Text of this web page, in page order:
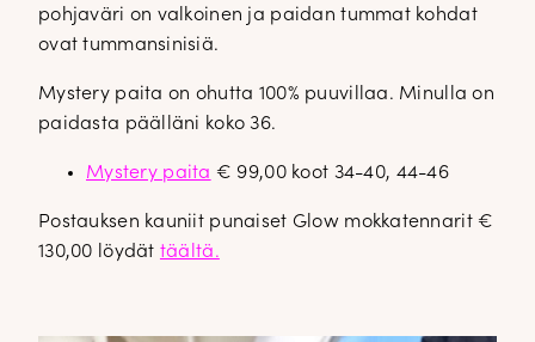
pohjaväri on valkoinen ja paidan tummat kohdat
ovat tummansinisiä.
Mystery paita on ohutta 100% puuvillaa. Minulla on
paidasta päälläni koko 36.
Mystery paita € 99,00 koot 34-40, 44-46
Postauksen kauniit punaiset Glow mokkatennarit €
130,00 löydät täältä.